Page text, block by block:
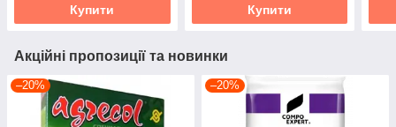
Купити Купити
Акційні пропозиції та новинки
–20% –20%